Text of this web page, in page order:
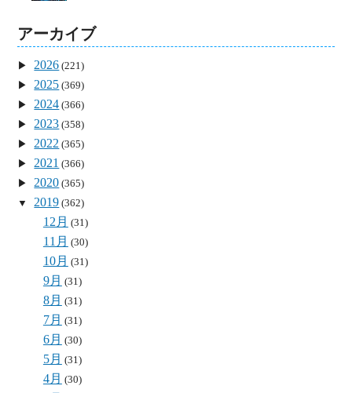
アーカイブ
2026 (221)
2025 (369)
2024 (366)
2023 (358)
2022 (365)
2021 (366)
2020 (365)
2019 (362)
12月 (31)
11月 (30)
10月 (31)
9月 (31)
8月 (31)
7月 (31)
6月 (30)
5月 (31)
4月 (30)